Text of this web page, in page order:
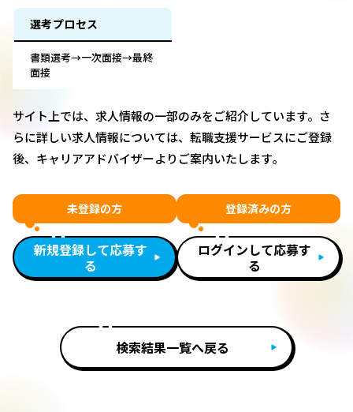
選考プロセス
書類選考→一次面接→最終
面接
サイト上では、求人情報の一部のみをご紹介しています。さ
らに詳しい求人情報については、転職支援サービスにご登録
後、キャリアアドバイザーよりご案内いたします。
未登録の方
新規登録して応募す
る
登録済みの方
ログインして応募す
る
検索結果一覧へ戻る